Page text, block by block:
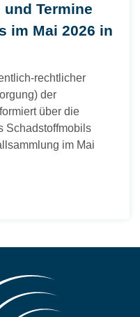
Termine
im Mai 2026 in
rechtlicher
der
über die
Schadstoffmobils
im Mai